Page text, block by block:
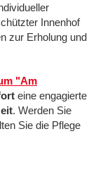
Innenhof
zur Erholung und
"Am
eine engagierte
. Werden Sie
Sie die Pflege